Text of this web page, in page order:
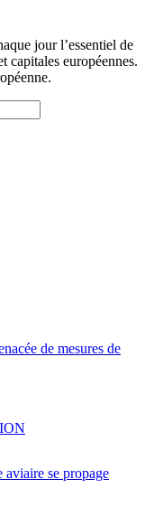
jour l’essentiel de
capitales européennes.
de mesures de
aviaire se propage